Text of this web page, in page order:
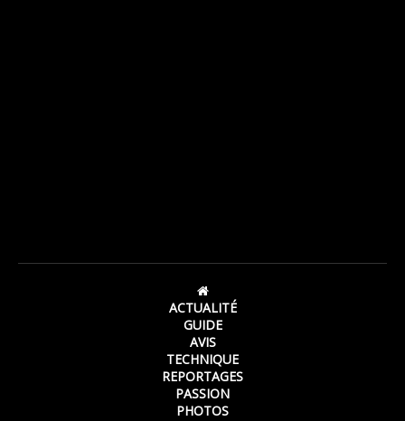
ACTUALITÉ
GUIDE
AVIS
TECHNIQUE
REPORTAGES
PASSION
PHOTOS